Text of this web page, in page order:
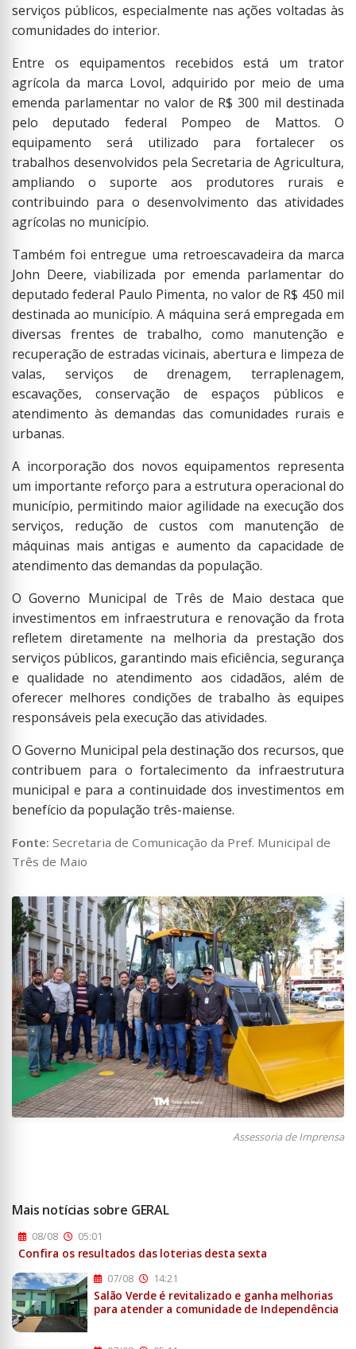
serviços públicos, especialmente nas ações voltadas às
comunidades do interior.
Entre os equipamentos recebidos está um trator
agrícola da marca Lovol, adquirido por meio de uma
emenda parlamentar no valor de R$ 300 mil destinada
pelo deputado federal Pompeo de Mattos. O
equipamento será utilizado para fortalecer os
trabalhos desenvolvidos pela Secretaria de Agricultura,
ampliando o suporte aos produtores rurais e
contribuindo para o desenvolvimento das atividades
agrícolas no município.
Também foi entregue uma retroescavadeira da marca
John Deere, viabilizada por emenda parlamentar do
deputado federal Paulo Pimenta, no valor de R$ 450 mil
destinada ao município. A máquina será empregada em
diversas frentes de trabalho, como manutenção e
recuperação de estradas vicinais, abertura e limpeza de
valas, serviços de drenagem, terraplenagem,
escavações, conservação de espaços públicos e
atendimento às demandas das comunidades rurais e
urbanas.
A incorporação dos novos equipamentos representa
um importante reforço para a estrutura operacional do
município, permitindo maior agilidade na execução dos
serviços, redução de custos com manutenção de
máquinas mais antigas e aumento da capacidade de
atendimento das demandas da população.
O Governo Municipal de Três de Maio destaca que
investimentos em infraestrutura e renovação da frota
refletem diretamente na melhoria da prestação dos
serviços públicos, garantindo mais eficiência, segurança
e qualidade no atendimento aos cidadãos, além de
oferecer melhores condições de trabalho às equipes
responsáveis pela execução das atividades.
O Governo Municipal pela destinação dos recursos, que
contribuem para o fortalecimento da infraestrutura
municipal e para a continuidade dos investimentos em
benefício da população três-maiense.
Fonte: Secretaria de Comunicação da Pref. Municipal de
Três de Maio
Assessoria de Imprensa
Mais notícias sobre GERAL
08/08 05:01
Confira os resultados das loterias desta sexta
07/08 14:21
Salão Verde é revitalizado e ganha melhorias
para atender a comunidade de Independência